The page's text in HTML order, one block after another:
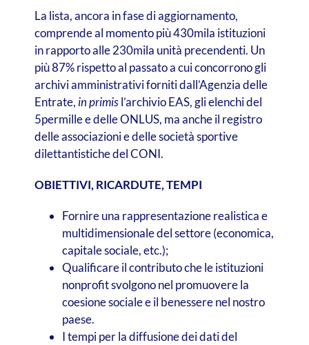
La lista, ancora in fase di aggiornamento,
comprende al momento più 430mila istituzioni
in rapporto alle 230mila unità precendenti. Un
più 87% rispetto al passato a cui concorrono gli
archivi amministrativi forniti dall’Agenzia delle
Entrate, in primisl’archivio EAS, gli elenchi del
5permille e delle ONLUS, ma anche il registro
delle associazioni e delle società sportive
dilettantistiche del CONI.
OBIETTIVI, RICARDUTE, TEMPI
Fornire una rappresentazione realistica e
multidimensionale del settore (economica,
capitale sociale, etc.);
Qualificare il contributo che le istituzioni
nonprofit svolgono nel promuovere la
coesione sociale e il benessere nel nostro
paese.
I tempi per la diffusione dei dati del